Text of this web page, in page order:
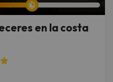
en la costa